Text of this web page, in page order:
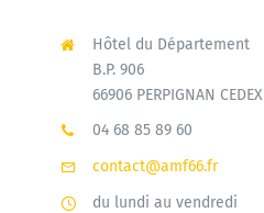
Hôtel du Département
B.P. 906
66906 PERPIGNAN CEDEX
04 68 85 89 60
contact@amf66.fr
du lundi au vendredi